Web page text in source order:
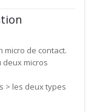
micro de contact.
deux micros
> les deux types